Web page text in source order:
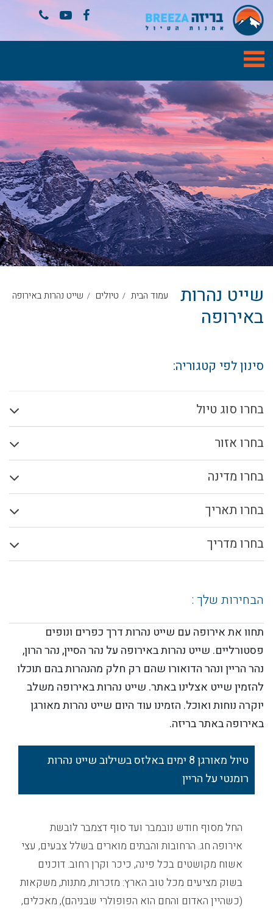
עמוד הבית טיולים שייט נהרות באירופה
שייט נהרות
באירופה
סינון לפי קטגוריה:
בחרו סוג טיול
בחרו אזור
בחרו מדינה
בחרו תאריך
בחרו מדריך
הבחירות שלך :
תחוו את אירופה עם שייט נהרות דרך כפרים ונופים
פסטורליים. שייט נהרות באירופה על נהר הסיין, נהר הרון,
נהר הריין ונהר הדואורו שהם רק חלק מהנהרות בהם תוכלו
להזמין שייט אצלינו באתר. שייט נהרות באירופה משלב
יוקרה נוחות ואוכל. הזמינו עוד היום שייט נהרות מאורגן
באירופה באתר בריזה.
טיול מאורגן 8 ימים באלזס בשילוב שייט נהרות
רומנטי על הריין
החל מסוף חודש נובמבר ועד סוף דצמבר לובשת
אירופה חג. הרחובות והבתים מוארים בשלל צבעים, עצי
אשוח מקושטים בכל פינה, כיכר וקרן רחוב. דוכנים
בשוק מציעים מכל טוב הארץ: מזכרות, מתנות, משקאות
(כשהיין האדום והחם הוא הפופולרי שבניהם), מאכלים,